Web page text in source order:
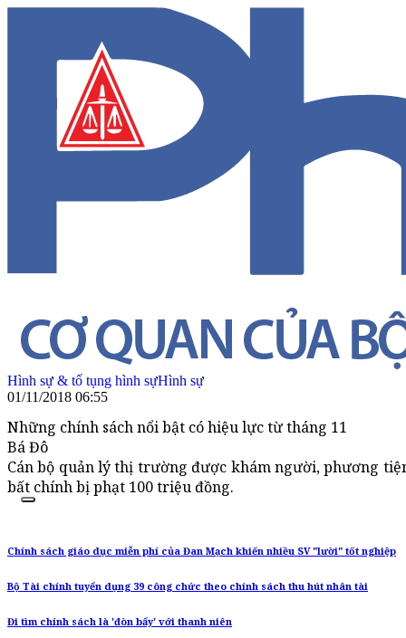
Hình sự & tố tụng hình sựHình sự
01/11/2018 06:55
Những chính sách nổi bật có hiệu lực từ tháng 11
Bá Đô
Cán bộ quản lý thị trường được khám người, phương
bất chính bị phạt 100 triệu đồng.
Chính sách giáo dục miễn phí của Đan Mạch khiến nhiều SV "lười" tốt nghiệp
Bộ Tài chính tuyển dụng 39 công chức theo chính sách thu hút nhân tài
Đi tìm chính sách là 'đòn bẩy' với thanh niên